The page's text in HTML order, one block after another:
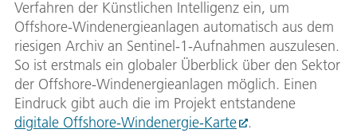
Verfahren der Künstlichen Intelligenz ein, um
Offshore-Windenergieanlagen automatisch aus dem
riesigen Archiv an Sentinel-1-Aufnahmen auszulesen.
So ist erstmals ein globaler Überblick über den Sektor
der Offshore-Windenergieanlagen möglich. Einen
Eindruck gibt auch die im Projekt entstandene
digitale Offshore-Windenergie-Karte
.